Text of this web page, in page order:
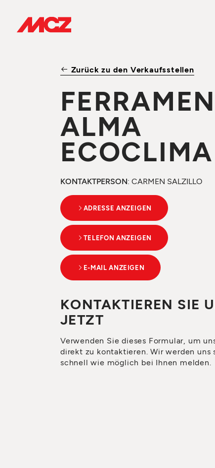
Zurück zu den Verkaufsstellen
ALMA
ECOCLIMA
KONTAKTPERSON: CARMEN SALZILLO
ADRESSE ANZEIGEN
TELEFON ANZEIGEN
E-MAIL ANZEIGEN
KONTAKTIEREN SIE
JETZT
Verwenden Sie dieses Formular, um
direkt zu kontaktieren. Wir werden uns
schnell wie möglich bei Ihnen melden.